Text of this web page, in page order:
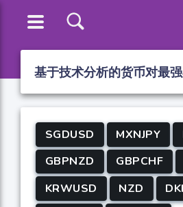
基于技术分析的货币对最
SGDUSD MXNJPY
GBPNZD
GBPCHF
KRWUSD
NZD